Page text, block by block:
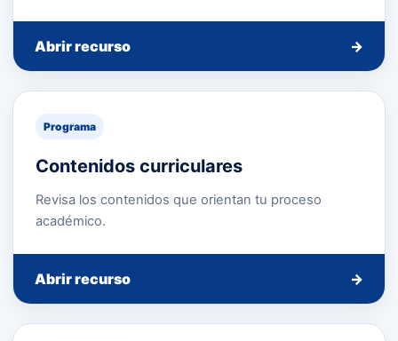
Abrir recurso →
Programa
Contenidos curriculares
Revisa los contenidos que orientan tu proceso
académico.
Abrir recurso →